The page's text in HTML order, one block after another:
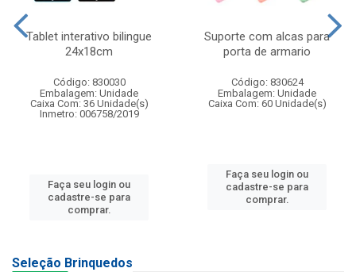
Tablet interativo bilingue
24x18cm
Código: 830030
Embalagem: Unidade
Caixa Com: 36 Unidade(s)
Inmetro: 006758/2019
Faça seu login ou
cadastre-se para
comprar.
Suporte com alcas para
porta de armario
Código: 830624
Embalagem: Unidade
Caixa Com: 60 Unidade(s)
Faça seu login ou
cadastre-se para
comprar.
Seleção Brinquedos